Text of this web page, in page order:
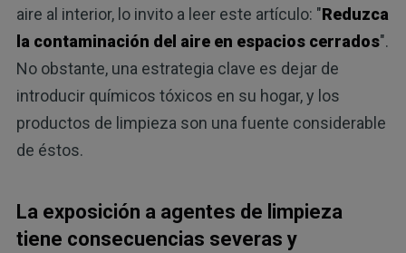
aire al interior, lo invito a leer este artículo: "Reduzca
la contaminación del aire en espacios cerrados".
No obstante, una estrategia clave es dejar de
introducir químicos tóxicos en su hogar, y los
productos de limpieza son una fuente considerable
de éstos.
La exposición a agentes de limpieza
tiene consecuencias severas y